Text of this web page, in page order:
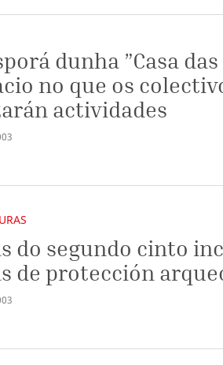
dunha ”Casa
no que os
actividades
do segundo cinto
de protección